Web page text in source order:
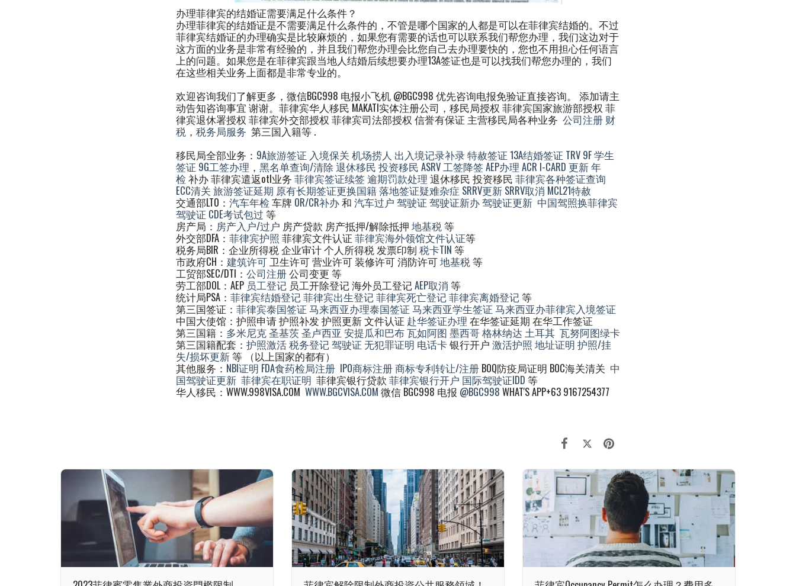
办理菲律宾的结婚证需要满足什么条件？
办理菲律宾的结婚证是不需要满足什么条件的，不管是哪个国家的人都是可以在菲律宾结婚的。不过
菲律宾结婚证的办理确实是比较麻烦的，如果您有需要的话也可以联系我们帮您办理，我们这边对于
这方面的业务是非常有经验的，并且我们帮您办理会比您自己去办理要快的，您也不用担心任何语言
上的问题。如果您是在菲律宾跟当地人结婚后续想要办理13A签证也是可以找我们帮您办理的，我们
在这些相关业务上面都是非常专业的。
欢迎咨询我们了解更多，微信BGC998 电报小飞机 @BGC998 优先咨询电报免验证直接咨询。 添加请主
动告知咨询事宜 谢谢。菲律宾华人移民 MAKATI实体注册公司，移民局授权 菲律宾国家旅游部授权 菲
律宾退休署授权 菲律宾外交部授权 菲律宾司法部授权 信誉有保证 主营移民局各种业务 公司注册 财
税 ， 税务局服务 第三国入籍等 .
移民局全部业务： 9A旅游签证 入境保关 机场捞人 出入境记录补录特赦签证 13A结婚签证 TRV 9F 学生
签证 9G工签办理 ， 黑名单查询/清除 退休移民 投资移民 ASRV工签降签AEP办理 ACR I-CARD 更新年
检 补办 菲律宾遣返otl业务 菲律宾签证续签逾期罚款处理 退休移民 投资移民 菲律宾各种签证查询
ECC清关 旅游签证延期 原有长期签证更换国籍落地签证疑难杂症 SRRV更新 SRRV取消 MCL21特赦
交通部LTO： 汽车年检 车牌 OR/CR补办和 汽车过户 驾驶证 驾驶证新办驾驶证更新 中国驾照换菲律宾
驾驶证 CDE考试包过 等
房产局： 房产入户/过户 房产贷款 房产抵押/解除抵押 地基税等
外交部DFA： 菲律宾护照 菲律宾文件认证 菲律宾海外领馆文件认证等
税务局BIR：企业所得税 企业审计 个人所得税 发票印制 税卡TIN 等
市政府CH： 建筑许可卫生许可 营业许可 装修许可 消防许可地基税等
工贸部SEC/DTI： 公司注册公司变更 等
劳工部DOL：AEP 员工登记 员工开除登记 海外员工登记AEP取消 等
统计局PSA： 菲律宾结婚登记菲律宾出生登记菲律宾死亡登记菲律宾离婚登记等
第三国签证： 菲律宾泰国签证 马来西亚办理泰国签证 马来西亚学生签证 马来西亚办菲律宾入境签证
中国大使馆：护照申请 护照补发 护照更新 文件认证 赴华签证办理 在华签证延期 在华工作签证
第三国籍： 多米尼克圣基茨圣卢西亚 安提瓜和巴布瓦如阿图 墨西哥格林纳达 土耳其 瓦努阿图绿卡
第三国籍配套： 护照激活税务登记驾驶证 无犯罪证明 电话卡银行开户 激活护照 地址证明 护照/挂
失/损坏更新等 （以上国家的都有）
其他服务： NBI证明 FDA食药检局注册 IPO商标注册商标专利转让/注册 BOQ防疫局证明 BOC海关清关 中
国驾驶证更新 菲律宾在职证明 菲律宾银行贷款 菲律宾银行开户 国际驾驶证IDD 等
华人移民：WWW.998VISA.COM WWW.BGCVISA.COM 微信 BGC998 电报 @BGC998 WHAT'S APP+63 9167254377